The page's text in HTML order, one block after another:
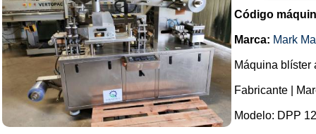
Código
Marca: Mark
Máquina blíster
Fabricante |
Modelo: DPP